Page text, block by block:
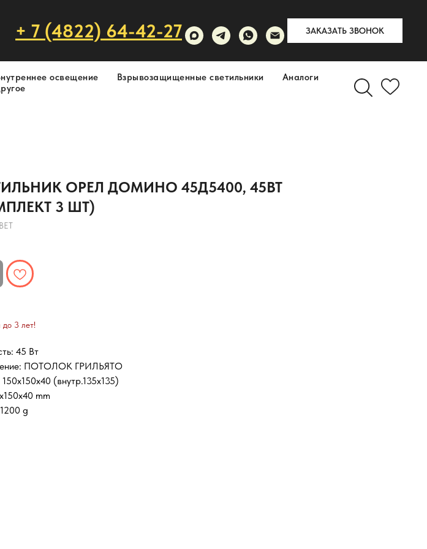
+ 7 (4822) 64-42-27 ЗАКАЗАТЬ ЗВОНОК
освещение Взрывозащищенные светильники
Аналоги
ОРЕЛ ДОМИНО 45Д5400, 45ВТ
3 ШТ)
до 3 лет!
45 Вт
ПОТОЛОК ГРИЛЬЯТО
(внутр.135х135)
mm
g